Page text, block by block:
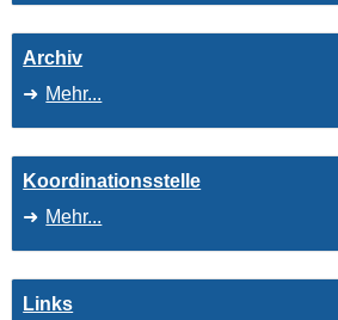
Archiv
Mehr...
Koordinationsstelle
Mehr...
Links